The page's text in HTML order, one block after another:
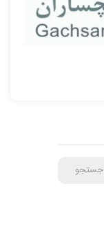
جستجو